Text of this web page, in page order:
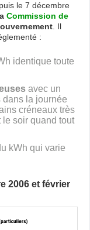
le 7 décembre
Commission de
. Il
:
identique toute
avec un
dans la journée
créneaux très
le soir quand tout
kWh qui varie
2006 et février